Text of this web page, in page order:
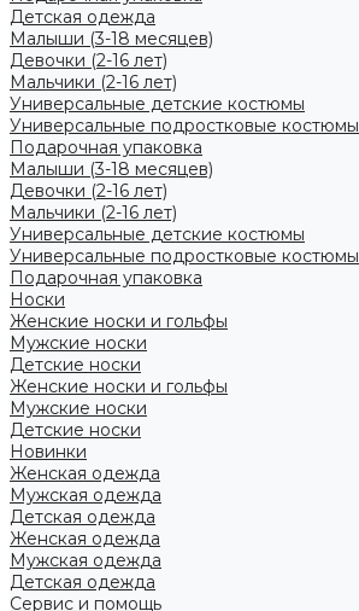
Детская одежда
Малыши (3-18 месяцев)
Девочки (2-16 лет)
Мальчики (2-16 лет)
Универсальные детские костюмы
Универсальные подростковые костюмы
Подарочная упаковка
Малыши (3-18 месяцев)
Девочки (2-16 лет)
Мальчики (2-16 лет)
Универсальные детские костюмы
Универсальные подростковые костюмы
Подарочная упаковка
Носки
Женские носки и гольфы
Мужские носки
Детские носки
Женские носки и гольфы
Мужские носки
Детские носки
Новинки
Женская одежда
Мужская одежда
Детская одежда
Женская одежда
Мужская одежда
Детская одежда
Сервис и помощь